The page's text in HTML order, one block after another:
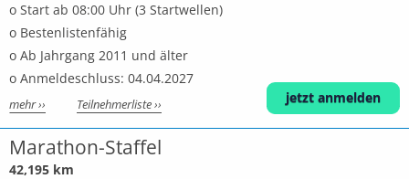
o Start ab 08:00 Uhr (3 Startwellen)
o Bestenlistenfähig
o Ab Jahrgang 2011 und älter
o Anmeldeschluss: 04.04.2027
mehr ›› Teilnehmerliste ›› jetzt anmelden
Marathon-Staffel
42,195 km